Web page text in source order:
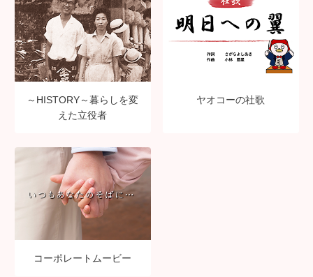
～HISTORY～暮らしを変
えた立役者
ヤオコーの社歌
コーポレートムービー